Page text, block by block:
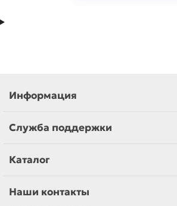
Информация
Служба поддержки
Каталог
Наши контакты